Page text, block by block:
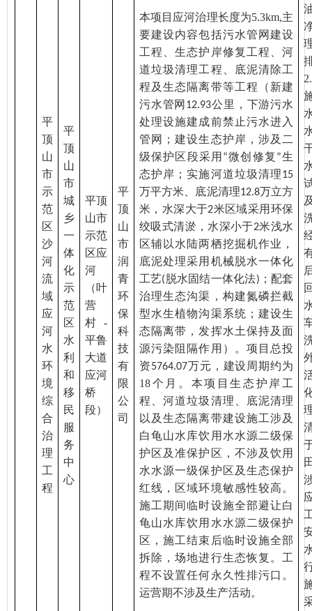
平
顶
山
市
示
范
区
沙
河
流
域
应
河
水
环
境
综
合
治
理
工
程
平
顶
山
市
城
乡
一
体
化
示
范
区
水
利
和
移
民
服
务
中
心
平顶
山市
示范
区应
河
（叶
营
村 -
平鲁
大道
应河
桥
段）
平
顶
山
市
润
青
环
保
科
技
有
限
公
司
本项目应河治理长度为5.3km,主
要建设内容包括污水管网建设
工程、生态护岸修复工程、河
道垃圾清理工程、底泥清除工
程及生态隔离带等工程（新建
污水管网 12.93公里，下游污水
处理设施建成前禁止污水进入
管网；建设生态护岸，涉及二
级保护区段采用 “微创修复 ”生
态护岸；实施河道垃圾清理15
万平方米、底泥清理12.8万立方
米，水深大于2米区域采用环保
绞吸式清淤，水深小于2米浅水
区辅以水陆两栖挖掘机作业，
底泥处理采用机械脱水一体化
工艺( 脱水固结一体化法) ；配套
治理生态沟渠，构建氮磷拦截
型水生植物沟渠系统；建设生
态隔离带，发挥水土保持及面
源污染阻隔作用）。项目总投
资5764.07万元，建设周期约为
18个月。本项目生态护岸工
程、河道垃圾清理、底泥清理
以及生态隔离带建设施工涉及
白龟山水库饮用水水源二级保
护区及准保护区，不涉及饮用
水水源一级保护区及生态保护
红线，区域环境敏感性较高。
施工期间临时设施全部避让白
龟山水库饮用水水源二级保护
区，施工结束后临时设施全部
拆除，场地进行生态恢复。工
程不设置任何永久性排污口。
运营期不涉及生产活动。
2.